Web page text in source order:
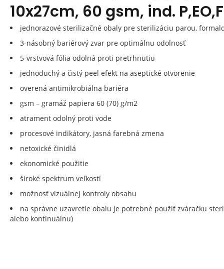
10x27cm, 60 gsm, ind.
jednorazové sterilizačné obaly pre sterilizáciu parou,
3-násobný bariérový zvar pre optimálnu odolnosť
5-vrstvová fólia odolná proti pretrhnutiu
jednoduchý a čistý peel efekt na aseptické otvorenie
overená antimikrobiálna bariéra
gsm – gramáž papiera 60 (70) g/m2
atrament odolný proti vode
procesové indikátory, jasná farebná zmena
netoxické činidlá
ekonomické použitie
široké spektrum veľkostí
možnosť vizuálnej kontroly obsahu
na správne uzavretie obalu je potrebné použiť zváračku
alebo kontinuálnu)